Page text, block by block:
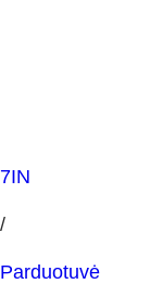
7IN
/
Parduotuvė